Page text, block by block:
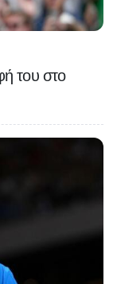
του στο